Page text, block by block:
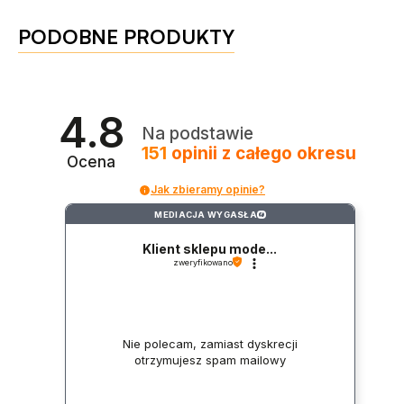
PODOBNE PRODUKTY
4.8
Ocena
Na podstawie
151 opinii z całego okresu
Jak zbieramy opinie?
MEDIACJA WYGASŁA ?
Klient sklepu mode...
zweryfikowano
Nie polecam, zamiast dyskrecji
otrzymujesz spam mailowy